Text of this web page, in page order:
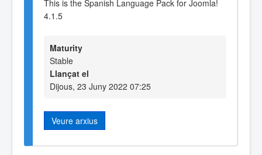
This is the Spanish Language Pack for Joomla!
4.1.5
Maturity
Stable
Llançat el
Dijous, 23 Juny 2022 07:25
Veure arxius